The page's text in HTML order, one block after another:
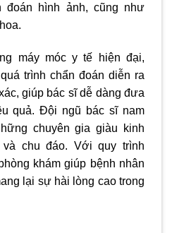
đoán hình ảnh, cũng như
máy móc y tế hiện đại,
trình chẩn đoán diễn ra
giúp bác sĩ dễ dàng đưa
quả. Đội ngũ bác sĩ nam
chuyên gia giàu kinh
và chu đáo. Với quy trình
khám giúp bệnh nhân
lại sự hài lòng cao trong